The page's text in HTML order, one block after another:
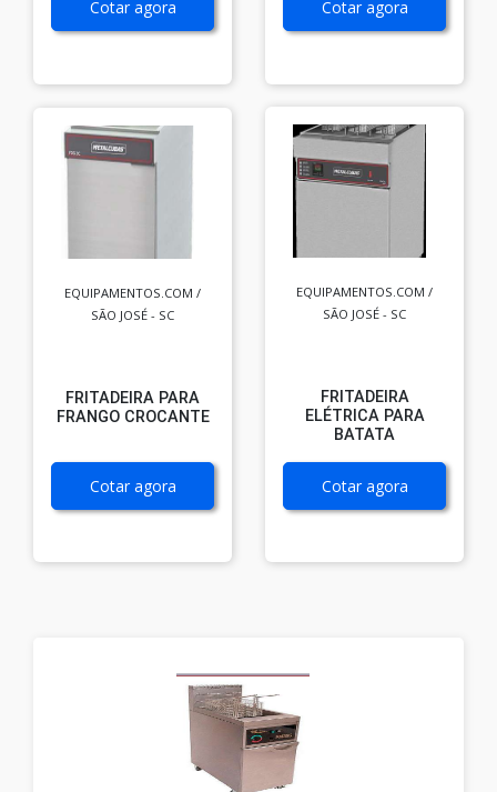
Cotar agora Cotar agora
EQUIPAMENTOS.COM /
SÃO JOSÉ - SC
FRITADEIRA PARA
FRANGO CROCANTE
Cotar agora
EQUIPAMENTOS.COM /
SÃO JOSÉ - SC
FRITADEIRA
ELÉTRICA PARA
BATATA
Cotar agora